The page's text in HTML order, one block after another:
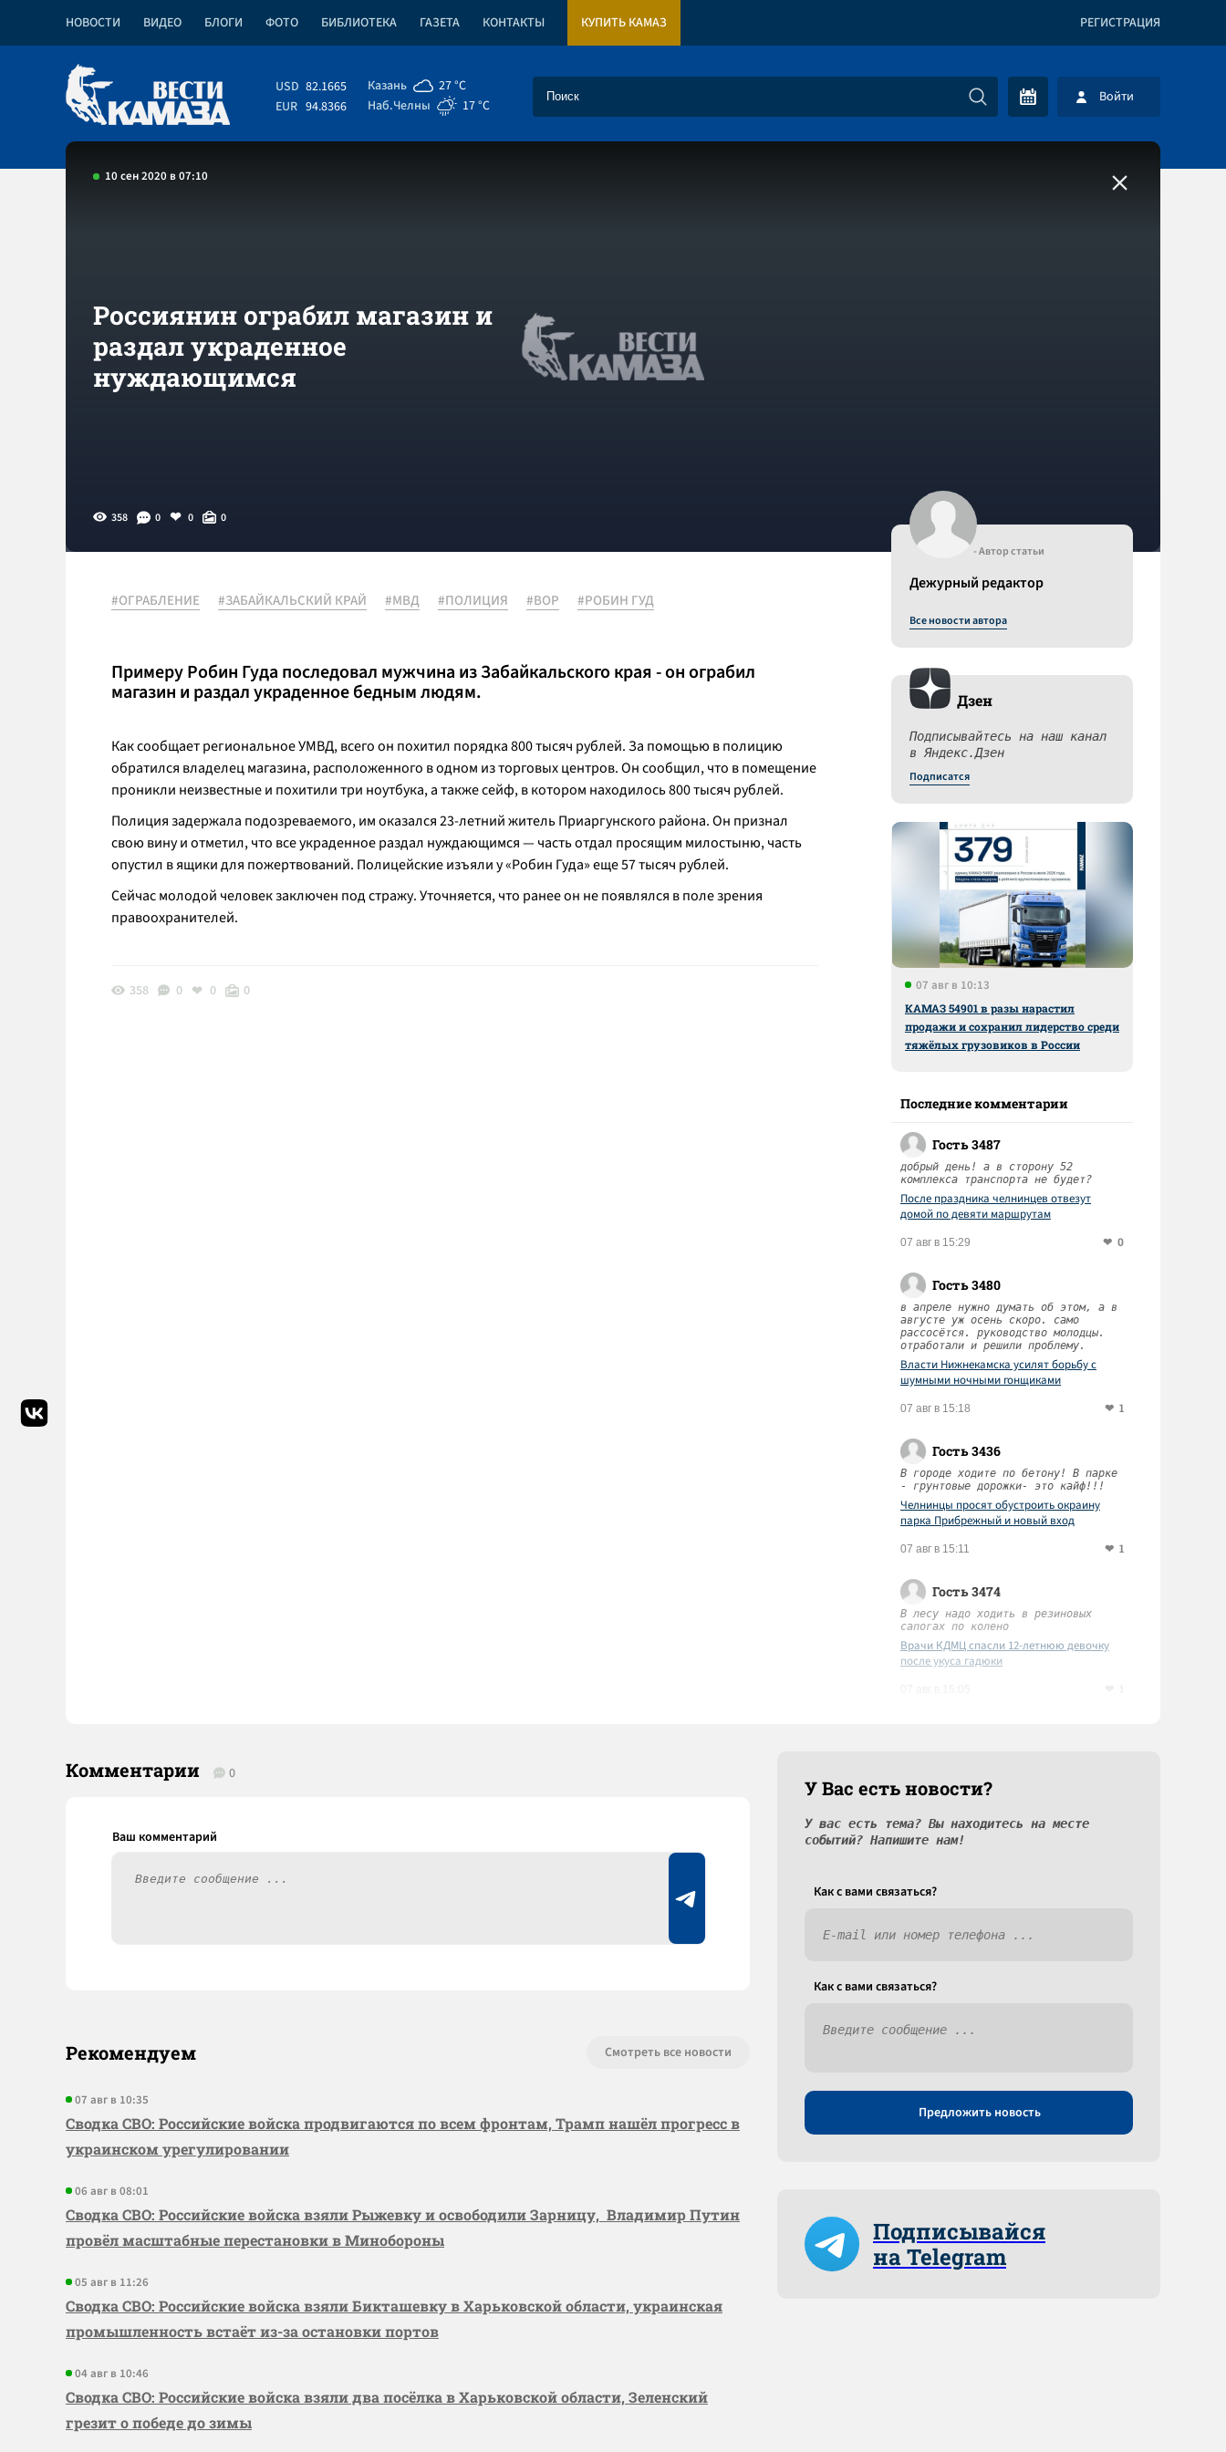
НОВОСТИ ВИДЕО БЛОГИ ФОТО БИБЛИОТЕКА ГАЗЕТА КОНТАКТЫ КУПИТЬ КАМАЗ РЕГИСТРАЦИЯ
USD 82.1665
EUR 94.8366
Казань
27 °C
Наб.Челны
17 °C Войти
10 сен 2020 в 07:10
Россиянин ограбил магазин и
раздал украденное
нуждающимся
358 0 0 0
#ОГРАБЛЕНИЕ #ЗАБАЙКАЛЬСКИЙ КРАЙ #МВД #ПОЛИЦИЯ #ВОР #РОБИН ГУД
Примеру Робин Гуда последовал мужчина из Забайкальского края - он ограбил
магазин и раздал украденное бедным людям.
Как сообщает региональное УМВД, всего он похитил порядка 800 тысяч рублей. За помощью в полицию
обратился владелец магазина, расположенного в одном из торговых центров. Он сообщил, что в помещение
проникли неизвестные и похитили три ноутбука, а также сейф, в котором находилось 800 тысяч рублей.
Полиция задержала подозреваемого, им оказался 23-летний житель Приаргунского района. Он признал
свою вину и отметил, что все украденное раздал нуждающимся — часть отдал просящим милостыню, часть
опустил в ящики для пожертвований. Полицейские изъяли у «Робин Гуда» еще 57 тысяч рублей.
Сейчас молодой человек заключен под стражу. Уточняется, что ранее он не появлялся в поле зрения
правоохранителей.
358 0 0 0
- Автор статьи
Дежурный редактор
Все новости автора
Дзен
Подписывайтесь на наш канал
в Яндекс.Дзен
Подписатся
07 авг в 10:13
КАМАЗ 54901 в разы нарастил
продажи и сохранил лидерство среди
тяжёлых грузовиков в России
Последние комментарии
Гость 3487
добрый день! а в сторону 52
комплекса транспорта не будет?
После праздника челнинцев отвезут
домой по девяти маршрутам
07 авг в 15:29 0
Гость 3480
в апреле нужно думать об этом, а в
августе уж осень скоро. само
рассосётся. руководство молодцы.
отработали и решили проблему.
Власти Нижнекамска усилят борьбу с
шумными ночными гонщиками
07 авг в 15:18 1
Гость 3436
В городе ходите по бетону! В парке
- грунтовые дорожки- это кайф!!!
Челнинцы просят обустроить окраину
парка Прибрежный и новый вход
07 авг в 15:11 1
Гость 3474
В лесу надо ходить в резиновых
сапогах по колено
Врачи КДМЦ спасли 12-летнюю девочку
после укуса гадюки
Комментарии 0
Рекомендуем Смотреть все новости
07 авг в 10:35
Сводка СВО: Российские войска продвигаются по всем фронтам, Трамп нашёл прогресс в
украинском урегулировании
06 авг в 08:01
Сводка СВО: Российские войска взяли Рыжевку и освободили Зарницу, Владимир Путин
провёл масштабные перестановки в Минобороны
05 авг в 11:26
Сводка СВО: Российские войска взяли Бикташевку в Харьковской области, украинская
промышленность встаёт из-за остановки портов
04 авг в 10:46
Сводка СВО: Российские войска взяли два посёлка в Харьковской области, Зеленский
грезит о победе до зимы
У Вас есть новости?
У вас есть тема? Вы находитесь на месте
событий? Напишите нам!
Как c вами связаться?
Как c вами связаться?
Предложить новость
Подписывайся
на Telegram